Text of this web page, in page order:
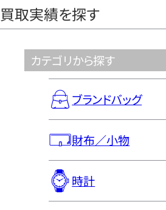
買取実績を探す
カテゴリから探す
ブランドバッグ
財布／小物
時計